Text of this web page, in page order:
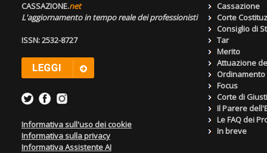
CASSAZIONE.net
L'aggiornamento in tempo reale dei professionisti
ISSN: 2532-8727
Informativa sull'uso dei cookie
Informativa sulla privacy
Informativa Assistente AI
Cassazione
Corte
Consiglio di
Tar
Merito
Attuazione
Focus
Corte di
Il Parere
Le FAQ dei
In breve